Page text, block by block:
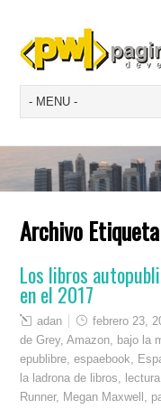
Archivo
Los libros
en el 2017
adan febrero 23,
de Grey,Amazon bajo la
epublibre ,espaebook
la ladrona de libros
lectura
Runner, Megan Maxwell